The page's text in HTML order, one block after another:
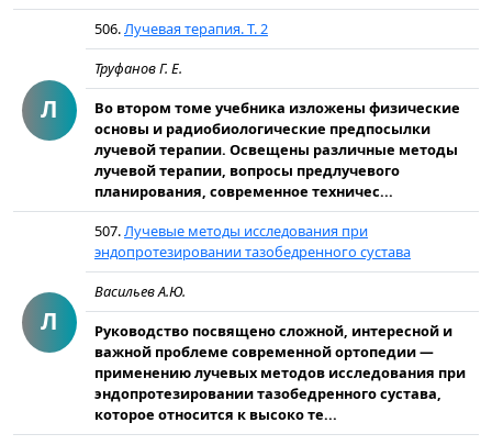
Л
506.Лучевая терапия. Т. 2
Труфанов Г. Е.
Во втором томе учебника изложены физические
основы и радиобиологические предпосылки
лучевой терапии. Освещены различные методы
лучевой терапии, вопросы предлучевого
планирования, современное техничес...
Л
507.Лучевые методы исследования при
эндопротезировании тазобедренного сустава
Васильев А.Ю.
Руководство посвящено сложной, интересной и
важной проблеме современной ортопедии —
применению лучевых методов исследования при
эндопротезировании тазобедренного сустава,
которое относится к высоко те...